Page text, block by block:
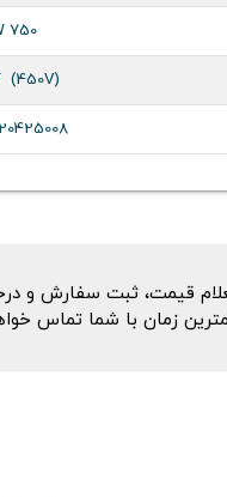
750
(450V)
قیمت، ثبت سفارش و
زمان با شما تماس